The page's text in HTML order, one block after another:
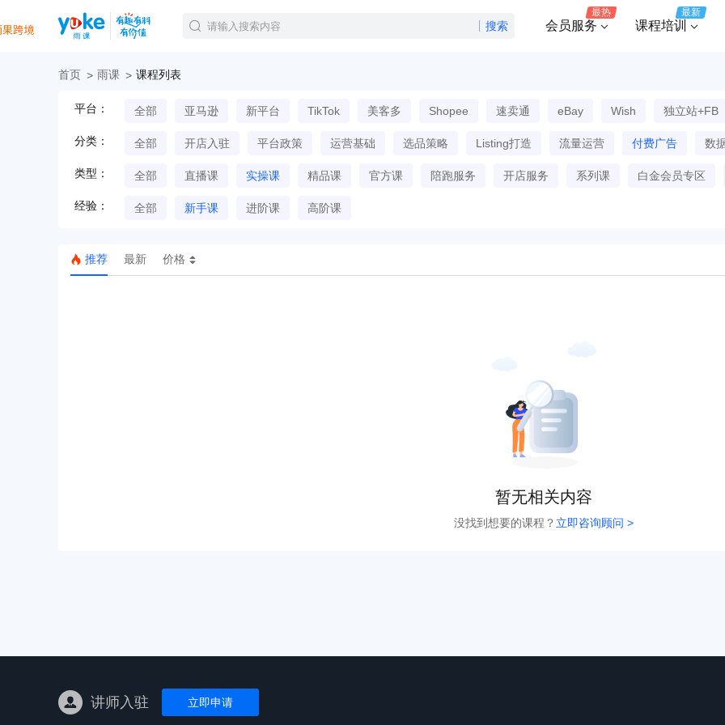
搜索 会员服务
最热
课程培训
最新
首页 雨课 课程列表
平台： 全部 亚马逊 新平台 TikTok 美客多 Shopee 速卖通 eBay Wish 独立站+FB
分类： 全部 开店入驻 平台政策 运营基础 选品策略 Listing打造 流量运营 付费广告 数
类型： 全部 直播课 实操课 精品课 官方课 陪跑服务 开店服务 系列课 白金会员专区
经验： 全部 新手课 进阶课 高阶课
推荐 最新 价格
暂无相关内容
没找到想要的课程？ 立即咨询顾问 >
讲师入驻 立即申请